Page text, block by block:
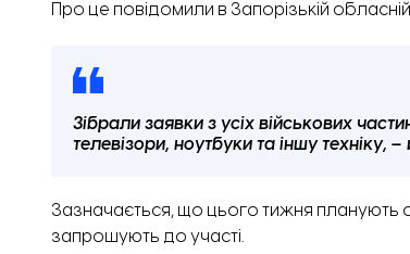
Про це повідомили в Запорізькій обласній
Зібрали заявки з усіх військових
телевізори, ноутбуки та іншу техніку,
Зазначається, що цього тижня планують
запрошують до участі.